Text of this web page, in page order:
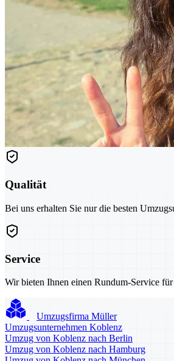
Qualität
Bei uns erhalten Sie nur die besten
Service
Wir bieten Ihnen einen Rundum-Service
Umzugsfirma Müller
Umzugsunternehmen Koblenz
Umzug von Koblenz nach Berlin
Umzug von Koblenz nach Hamburg